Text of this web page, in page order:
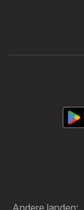
Andere landen: